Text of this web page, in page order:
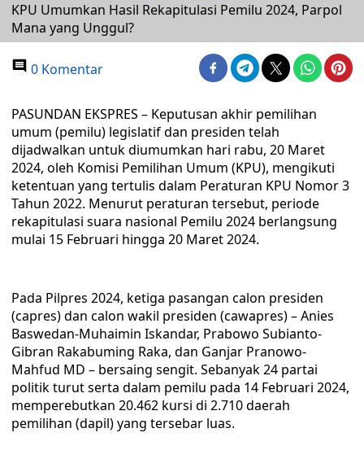
KPU Umumkan Hasil Rekapitulasi Pemilu 2024, Parpol
Mana yang Unggul?
0 Komentar
PASUNDAN EKSPRES – Keputusan akhir pemilihan
umum (pemilu) legislatif dan presiden telah
dijadwalkan untuk diumumkan hari rabu, 20 Maret
2024, oleh Komisi Pemilihan Umum (KPU), mengikuti
ketentuan yang tertulis dalam Peraturan KPU Nomor 3
Tahun 2022. Menurut peraturan tersebut, periode
rekapitulasi suara nasional Pemilu 2024 berlangsung
mulai 15 Februari hingga 20 Maret 2024.
Pada Pilpres 2024, ketiga pasangan calon presiden
(capres) dan calon wakil presiden (cawapres) – Anies
Baswedan-Muhaimin Iskandar, Prabowo Subianto-
Gibran Rakabuming Raka, dan Ganjar Pranowo-
Mahfud MD – bersaing sengit. Sebanyak 24 partai
politik turut serta dalam pemilu pada 14 Februari 2024,
memperebutkan 20.462 kursi di 2.710 daerah
pemilihan (dapil) yang tersebar luas.